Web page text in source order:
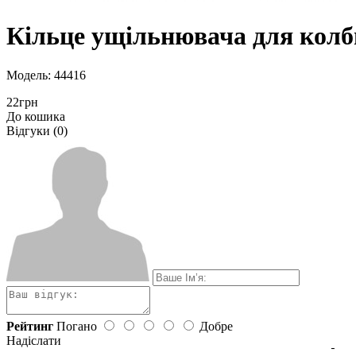
Кільце ущільнювача для
Модель: 44416
22грн
До кошика
Відгуки (0)
Рейтинг Погано
Добре
Надіслати